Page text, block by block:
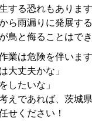
する恐れもあります
ら雨漏りに発展す
鳥と侮ることはでき
業は危険を伴います
大丈夫かな」
したいな」
えであれば、茨城
せください！